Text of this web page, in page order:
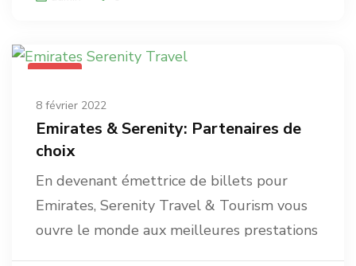
8 février 2022
Emirates & Serenity: Partenaires de
choix
En devenant émettrice de billets pour
Emirates, Serenity Travel & Tourism vous
ouvre le monde aux meilleures prestations